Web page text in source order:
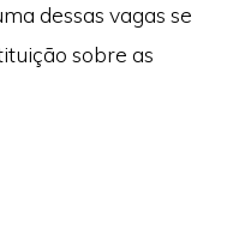
dessas vagas se
sobre as